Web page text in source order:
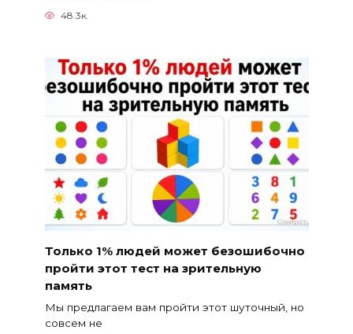
48.3к.
Только 1% людей может безошибочно
пройти этот тест на зрительную
память
Мы предлагаем вам пройти этот шуточный, но
совсем не